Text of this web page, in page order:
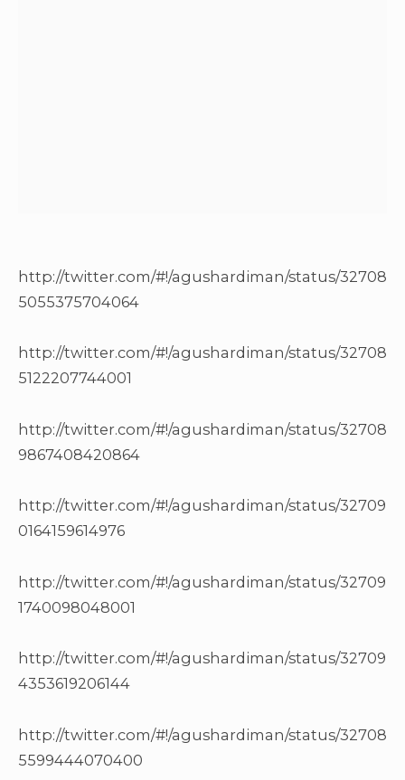
http://twitter.com/#!/agushardiman/status/32708
5055375704064
http://twitter.com/#!/agushardiman/status/32708
5122207744001
http://twitter.com/#!/agushardiman/status/32708
9867408420864
http://twitter.com/#!/agushardiman/status/32709
0164159614976
http://twitter.com/#!/agushardiman/status/32709
1740098048001
http://twitter.com/#!/agushardiman/status/32709
4353619206144
http://twitter.com/#!/agushardiman/status/32708
5599444070400